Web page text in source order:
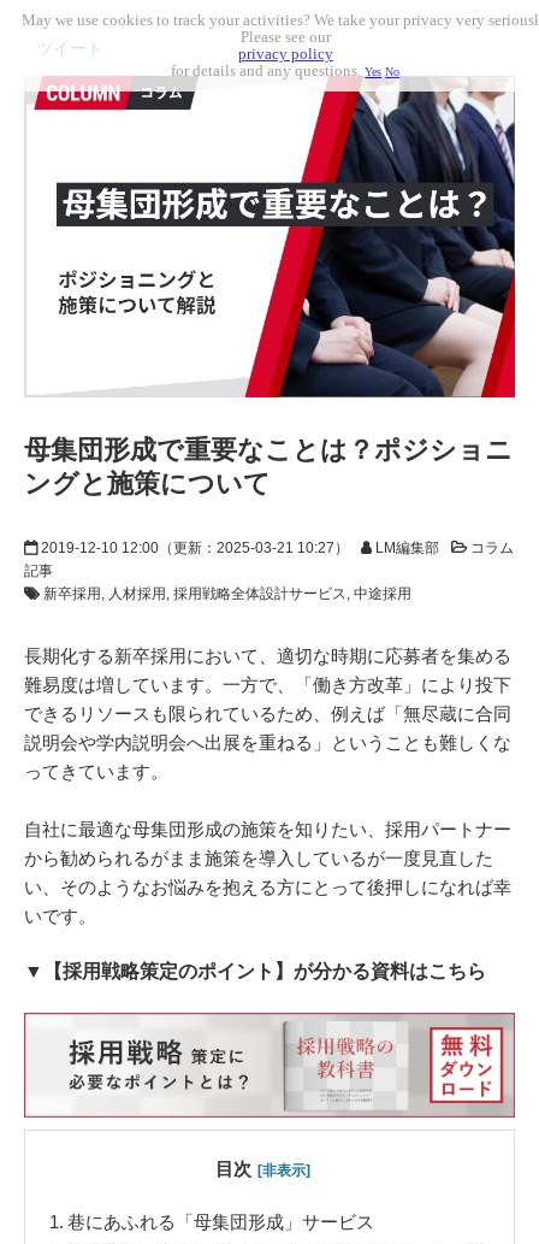
ツイート
母集団形成で重要なことは？ポジショニ
ングと施策について
2019-12-10 12:00 （更新： 2025-03-21 10:27 ） LM編集部
コラム
記事
新卒採用
人材採用 採用戦略全体設計サービス 中途採用
長期化する新卒採用において、適切な時期に応募者を集める
難易度は増しています。一方で、「働き方改革」により投下
できるリソースも限られているため、例えば「無尽蔵に合同
説明会や学内説明会へ出展を重ねる」ということも難しくな
ってきています。
自社に最適な母集団形成の施策を知りたい、採用パートナー
から勧められるがまま施策を導入しているが一度見直した
い、そのようなお悩みを抱える方にとって後押しになれば幸
いです。
▼【採用戦略策定のポイント】が分かる資料はこちら
目次 [非表示]
1. 巷にあふれる「母集団形成」サービス
May we use cookies to track your activities? We take your privacy very
Please see our
privacy policy
for details and any questions.Yes No